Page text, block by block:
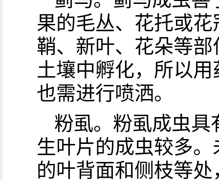
果的毛丛、花托或
鞘、新叶、花朵等
土壤中孵化，所以
也需进行喷洒。
粉虱。粉虱成虫具
生叶片的成虫较多
的叶背面和侧枝等